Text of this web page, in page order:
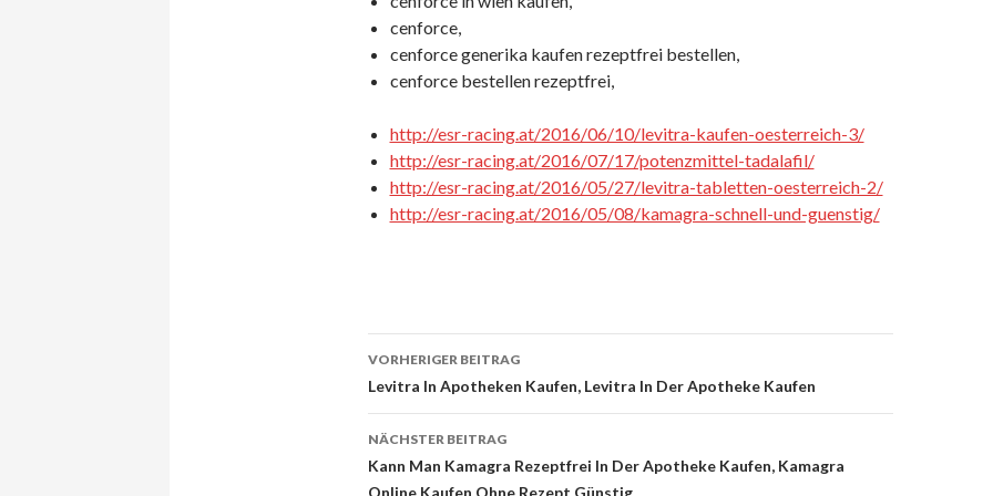
cenforce,
cenforce generika kaufen rezeptfrei bestellen,
cenforce bestellen rezeptfrei,
http://esr-racing.at/2016/06/10/levitra-kaufen-oesterreich-3/
http://esr-racing.at/2016/07/17/potenzmittel-tadalafil/
http://esr-racing.at/2016/05/27/levitra-tabletten-oesterreich-2/
http://esr-racing.at/2016/05/08/kamagra-schnell-und-guenstig/
Beitrags-
Navigation
VORHERIGER BEITRAG
Levitra In Apotheken Kaufen, Levitra In Der Apotheke Kaufen
NÄCHSTER BEITRAG
Kann Man Kamagra Rezeptfrei In Der Apotheke Kaufen, Kamagra
Online Kaufen Ohne Rezept Günstig